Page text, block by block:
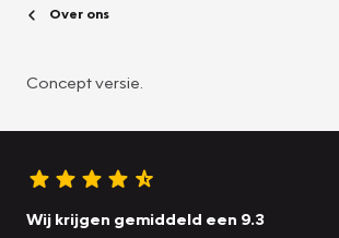
Over ons
Concept versie.
Wij krijgen gemiddeld een 9.3